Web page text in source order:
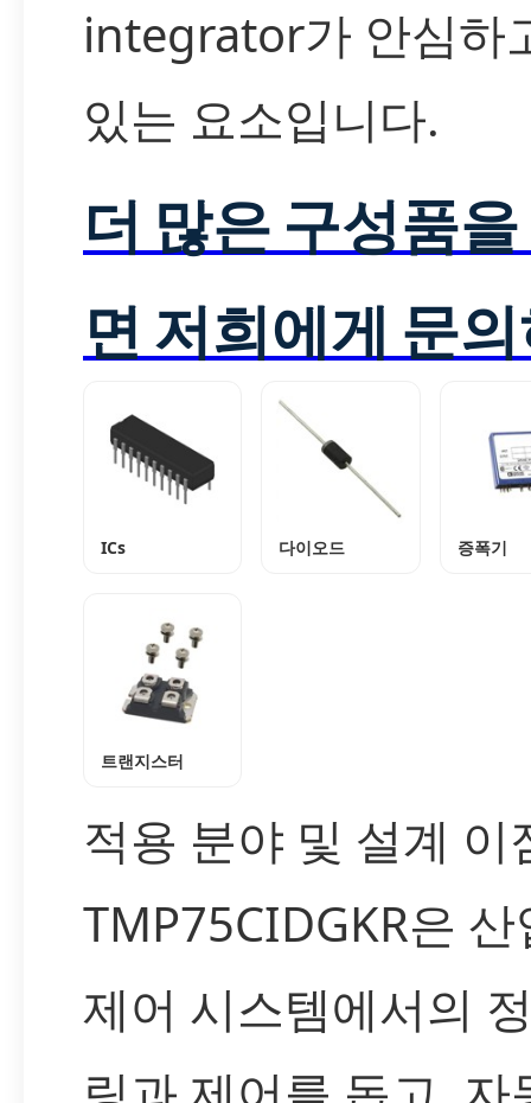
integrator가 안심하
있는 요소입니다.
더 많은 구성품
면 저희에게 문
ICs 다이오드 증폭기
트랜지스터
적용 분야 및 설계 이
TMP75CIDGKR은
제어 시스템에서의